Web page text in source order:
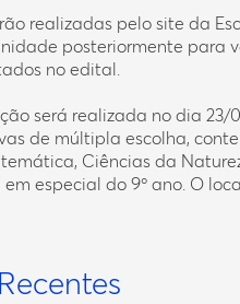
realizadas pelo site da
posteriormente para
no edital.
será realizada no dia 23/
de múltipla escolha,
Ciências da
em especial do 9º ano. O